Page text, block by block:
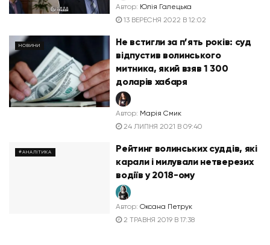
Автор: Юлія Галецька
13 ВЕРЕСНЯ 2022 В 12:02
НОВИНИ
Не встигли за п’ять років: суд
відпустив волинського
митника, який взяв 1 300
доларів хабаря
Автор: Марія Смик
24 ЛИПНЯ 2021 В 09:40
#АНАЛІТИКА
Рейтинг волинських суддів, які
карали і милували нетверезих
водіїв у 2018-ому
Автор: Оксана Петрук
2 ТРАВНЯ 2019 В 17:38